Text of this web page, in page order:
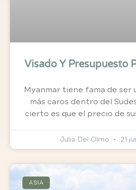
Visado Y Presupuesto
Myanmar tiene fama de ser
más caros dentro del
cierto es que el precio de
Julia Del Olmo 21
ASIA